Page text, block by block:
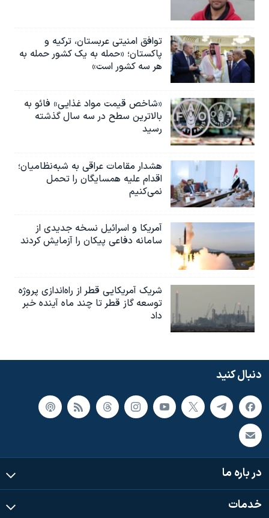
توافق امنیتی عربستان، ترکیه و
پاکستان؛ «حمله به یک کشور حمله به
هر سه کشور است»
«شاخص قیمت مواد غذایی» فائو به
بالاترین سطح در سه سال گذشته
رسید
هشدار مقامات عراقی به شبه‌نظامیان؛
اقدام علیه همسایگان را تحمل
نمی‌کنیم
آمریکا و اسرائیل نسخه جدیدی از
سامانه دفاعی پیکان را آزمایش کردند
شریک آمریکایی قطر از راه‌اندازی پروژه
توسعه گاز قطر تا چند ماه آینده خبر
داد
دنبال کنید
در باره ما
خدمات